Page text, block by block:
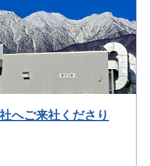
へご来社くださり